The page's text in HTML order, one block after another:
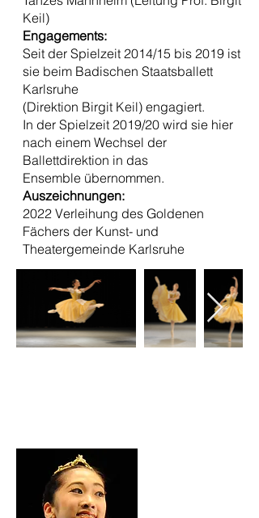
Keil)
Engagements:
Seit der Spielzeit 2014/15 bis 2019 ist
sie beim Badischen Staatsballett
Karlsruhe
(Direktion Birgit Keil) engagiert.
In der Spielzeit 2019/20 wird sie hier
nach einem Wechsel der
Ballettdirektion in das
Ensemble übernommen.
Auszeichnungen:
2022 Verleihung des Goldenen
Fächers der Kunst- und
Theatergemeinde Karlsruhe